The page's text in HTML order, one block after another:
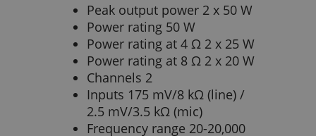
Peak output power 2 x 50 W
Power rating 50 W
Power rating at 4 Ω 2 x 25 W
Power rating at 8 Ω 2 x 20 W
Channels 2
Inputs 175 mV/8 kΩ (line) /
2.5 mV/3.5 kΩ (mic)
Frequency range 20-20,000